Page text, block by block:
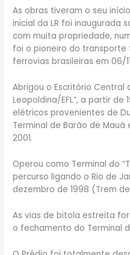
As obras tiveram o seu
inicial da LR foi inaugurada
com muita propriedade,
foi o pioneiro do
ferrovias brasileiras em 06/
Abrigou o Escritório Central
Leopoldina/EFL”, a partir de
elétricos provenientes de
Terminal de Barão de
2001.
Operou como Terminal do
percurso ligando o Rio de
dezembro de 1998 (Trem
As vias de bitola estreita
o fechamento do Terminal